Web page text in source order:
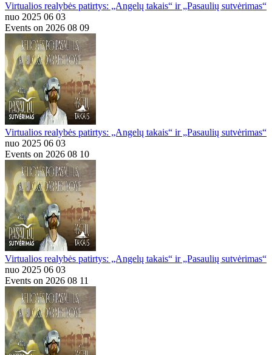
Virtualios realybės patirtys: „Angelų takais“ ir „Pasaulių sutvėrimas“
nuo 2025 06 03
Events on 2026 08 09
Virtualios realybės patirtys: „Angelų takais“ ir „Pasaulių sutvėrimas“
nuo 2025 06 03
Events on 2026 08 10
Virtualios realybės patirtys: „Angelų takais“ ir „Pasaulių sutvėrimas“
nuo 2025 06 03
Events on 2026 08 11